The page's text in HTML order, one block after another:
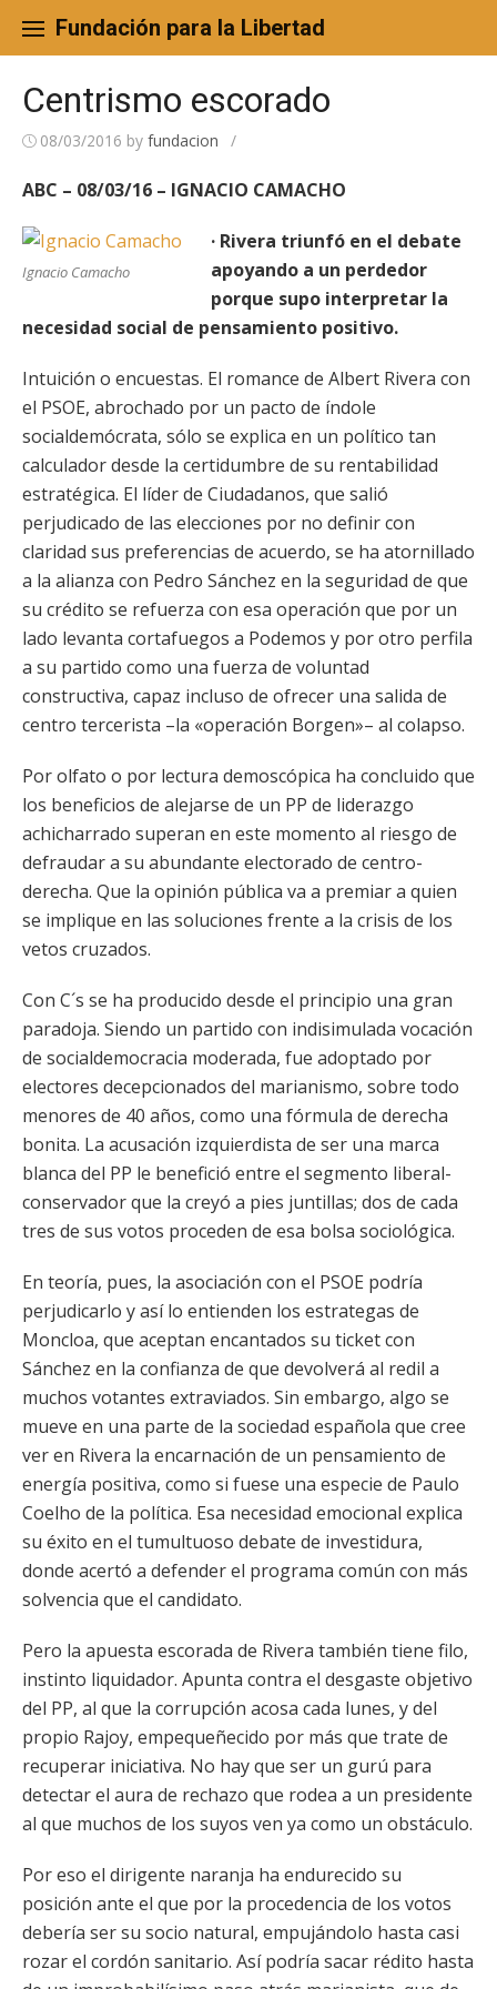
content
Fundación para la Libertad
Centrismo escorado
08/03/2016 by fundacion /
ABC – 08/03/16 – IGNACIO CAMACHO
Ignacio Camacho
· Rivera triunfó en el debate
apoyando a un perdedor
porque supo interpretar la
necesidad social de pensamiento positivo.
Intuición o encuestas. El romance de Albert Rivera con
el PSOE, abrochado por un pacto de índole
socialdemócrata, sólo se explica en un político tan
calculador desde la certidumbre de su rentabilidad
estratégica. El líder de Ciudadanos, que salió
perjudicado de las elecciones por no definir con
claridad sus preferencias de acuerdo, se ha atornillado
a la alianza con Pedro Sánchez en la seguridad de que
su crédito se refuerza con esa operación que por un
lado levanta cortafuegos a Podemos y por otro perfila
a su partido como una fuerza de voluntad
constructiva, capaz incluso de ofrecer una salida de
centro tercerista –la «operación Borgen»– al colapso.
Por olfato o por lectura demoscópica ha concluido que
los beneficios de alejarse de un PP de liderazgo
achicharrado superan en este momento al riesgo de
defraudar a su abundante electorado de centro-
derecha. Que la opinión pública va a premiar a quien
se implique en las soluciones frente a la crisis de los
vetos cruzados.
Con C´s se ha producido desde el principio una gran
paradoja. Siendo un partido con indisimulada vocación
de socialdemocracia moderada, fue adoptado por
electores decepcionados del marianismo, sobre todo
menores de 40 años, como una fórmula de derecha
bonita. La acusación izquierdista de ser una marca
blanca del PP le benefició entre el segmento liberal-
conservador que la creyó a pies juntillas; dos de cada
tres de sus votos proceden de esa bolsa sociológica.
En teoría, pues, la asociación con el PSOE podría
perjudicarlo y así lo entienden los estrategas de
Moncloa, que aceptan encantados su ticket con
Sánchez en la confianza de que devolverá al redil a
muchos votantes extraviados. Sin embargo, algo se
mueve en una parte de la sociedad española que cree
ver en Rivera la encarnación de un pensamiento de
energía positiva, como si fuese una especie de Paulo
Coelho de la política. Esa necesidad emocional explica
su éxito en el tumultuoso debate de investidura,
donde acertó a defender el programa común con más
solvencia que el candidato.
Pero la apuesta escorada de Rivera también tiene filo,
instinto liquidador. Apunta contra el desgaste objetivo
del PP, al que la corrupción acosa cada lunes, y del
propio Rajoy, empequeñecido por más que trate de
recuperar iniciativa. No hay que ser un gurú para
detectar el aura de rechazo que rodea a un presidente
al que muchos de los suyos ven ya como un obstáculo.
Por eso el dirigente naranja ha endurecido su
posición ante el que por la procedencia de los votos
debería ser su socio natural, empujándolo hasta casi
rozar el cordón sanitario. Así podría sacar rédito hasta